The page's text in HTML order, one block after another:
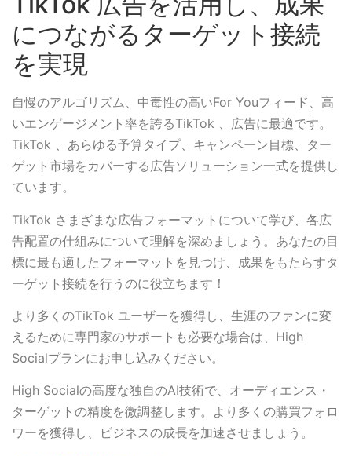
につながるターゲット接続
を実現
自慢のアルゴリズム、中毒性の高いFor Youフィード、高
いエンゲージメント率を誇るTikTok 、広告に最適です。
TikTok 、あらゆる予算タイプ、キャンペーン目標、ター
ゲット市場をカバーする広告ソリューション一式を提供し
ています。
TikTok さまざまな広告フォーマットについて学び、各広
告配置の仕組みについて理解を深めましょう。あなたの目
標に最も適したフォーマットを見つけ、成果をもたらすタ
ーゲット接続を行うのに役立ちます！
より多くのTikTok ユーザーを獲得し、生涯のファンに変
えるために専門家のサポートも必要な場合は、High
Socialプランにお申し込みください。
High Socialの高度な独自のAI技術で、オーディエンス・
ターゲットの精度を微調整します。より多くの購買フォロ
ワーを獲得し、ビジネスの成長を加速させましょう。